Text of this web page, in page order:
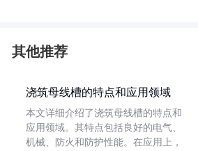
其他推荐
浇筑母线槽的特点和应用领域
本文详细介绍了浇筑母线槽的特点和
应用领域。其特点包括良好的电气、
机械、防火和防护性能。在应用上，